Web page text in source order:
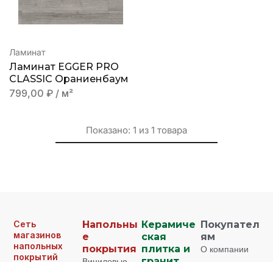
Ламинат
Ламинат EGGER PRO
CLASSIC Ораниенбаум
799,00 ₽ / м²
Показано: 1 из 1 товара
Сеть
магазинов
напольных
покрытий
Напольны
е
покрытия
Керамиче
ская
плитка и
Покупател
ям
О компании